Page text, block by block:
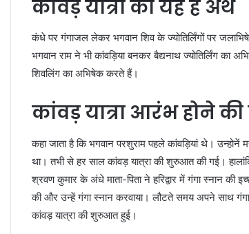
कांवड़ यात्रा का यह है अर्थ
कंधे पर गंगाजल लेकर भगवान शिव के ज्योतिर्लिंगों पर
भगवान राम ने भी कांवड़िया बनकर बैद्यनाथ ज्योतिर्लिंग
शिवलिंग का अभिषेक करते हैं।
कांवड़ यात्रा आरंभ होने की
कहा जाता है कि भगवान परशुराम पहले कांवड़ियां थे।
था। तभी से हर साल कांवड़ यात्रा की शुरुआत की गई।
श्रवण कुमार के अंधे माता-पिता ने हरिद्वार में गंगा स्नान
की और उन्हें गंगा स्नान करवाया। लौटते समय अपने साथ
कांवड़ यात्रा की शुरुआत हुई।